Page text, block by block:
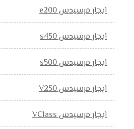
ايجار مرسيدس e200
ايجار مرسيدس s450
ايجار مرسيدس s500
ايجار مرسيدس V250
ايجار مرسيدس VClass